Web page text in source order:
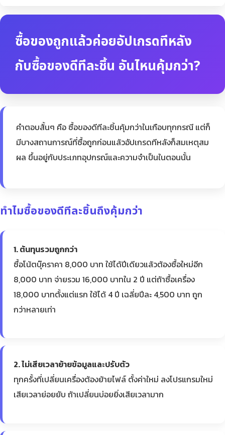
ซื้อของถูกแล้วค่อยอัปเกรดทีหลัง
กับซื้อของดีทีละชิ้น อันไหนคุ้มกว่า?
คำตอบสั้นๆ คือ ซื้อของดีทีละชิ้นคุ้มกว่าในเกือบทุกกรณี แต่ก็
มีบางสถานการณ์ที่ซื้อถูกก่อนแล้วอัปเกรดทีหลังก็สมเหตุสม
ผล ขึ้นอยู่กับประเภทอุปกรณ์และความจำเป็นในตอนนั้น
ทำไมซื้อของดีทีละชิ้นถึงคุ้มกว่า
1. ต้นทุนรวมถูกกว่า
ซื้อโน้ตบุ๊คราคา 8,000 บาท ใช้ได้ปีเดียวแล้วต้องซื้อใหม่อีก
8,000 บาท จ่ายรวม 16,000 บาทใน 2 ปี แต่ถ้าซื้อเครื่อง
18,000 บาทตั้งแต่แรก ใช้ได้ 4 ปี เฉลี่ยปีละ 4,500 บาท ถูก
กว่าหลายเท่า
2. ไม่เสียเวลาย้ายข้อมูลและปรับตัว
ทุกครั้งที่เปลี่ยนเครื่องต้องย้ายไฟล์ ตั้งค่าใหม่ ลงโปรแกรมใหม่
เสียเวลาย่อยยับ ถ้าเปลี่ยนบ่อยยิ่งเสียเวลามาก